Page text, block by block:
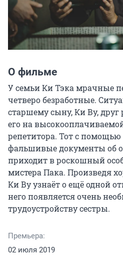
О фильме
У семьи Ки Тэка мрачные
четверо безработные.
старшему сыну, Ки Ву, друг
его на
репетитора. Тот с помощью
фальшивые документы об
приходит в роскошный
мистера Пака. Произведя
Ки Ву узнаёт о ещё одной
него появляется очень
трудоустройству сестры.
Премьера:
02 июля 2019